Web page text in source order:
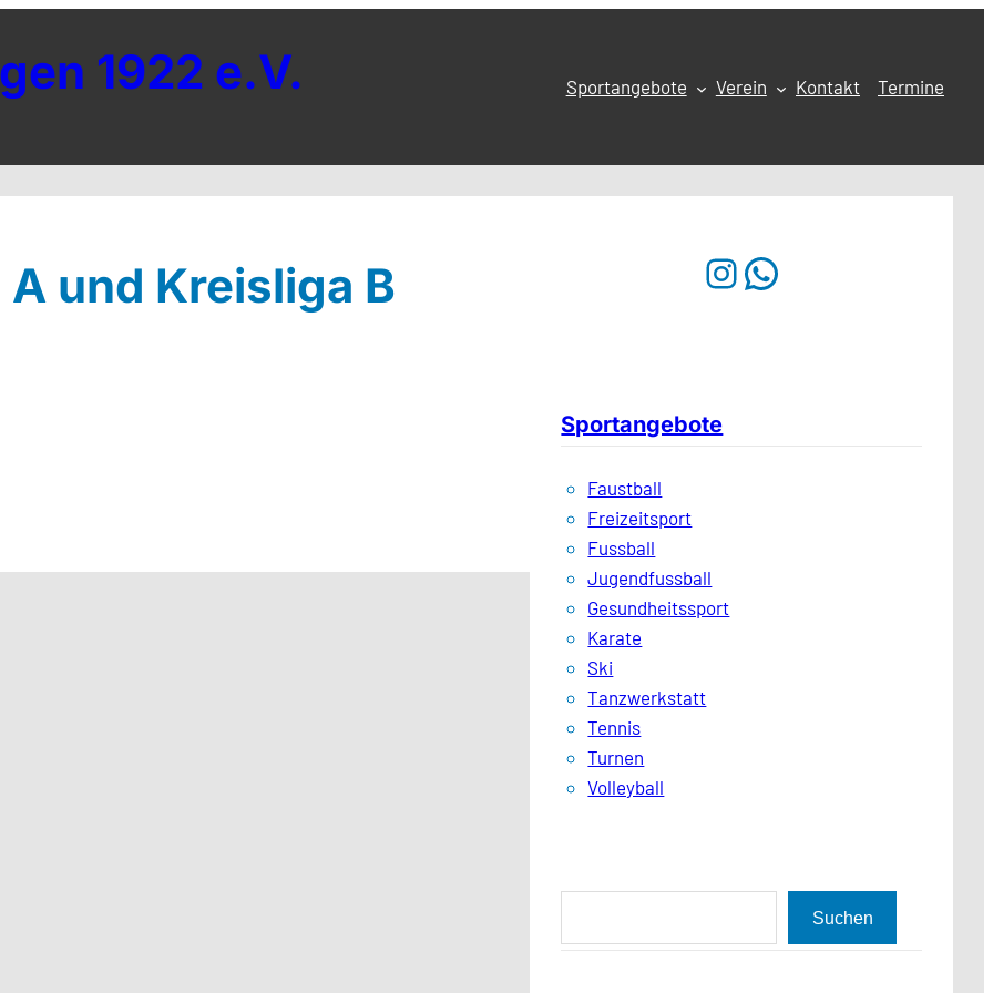
1922 e.V. Sportangebote Verein Kontakt Termine
und Kreisliga B Instagram WhatsApp
Sportangebote
Faustball
Freizeitsport
Fussball
Jugendfussball
Gesundheitssport
Karate
Ski
Tanzwerkstatt
Tennis
Turnen
Volleyball
u
Suchen